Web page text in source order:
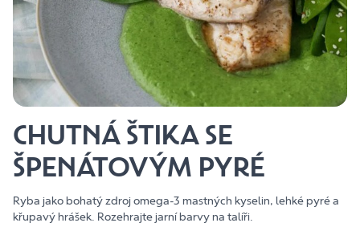
CHUTNÁ ŠTIKA SE
ŠPENÁTOVÝM PYRÉ
Ryba jako bohatý zdroj omega-3 mastných kyselin, lehké pyré a
křupavý hrášek. Rozehrajte jarní barvy na talíři.